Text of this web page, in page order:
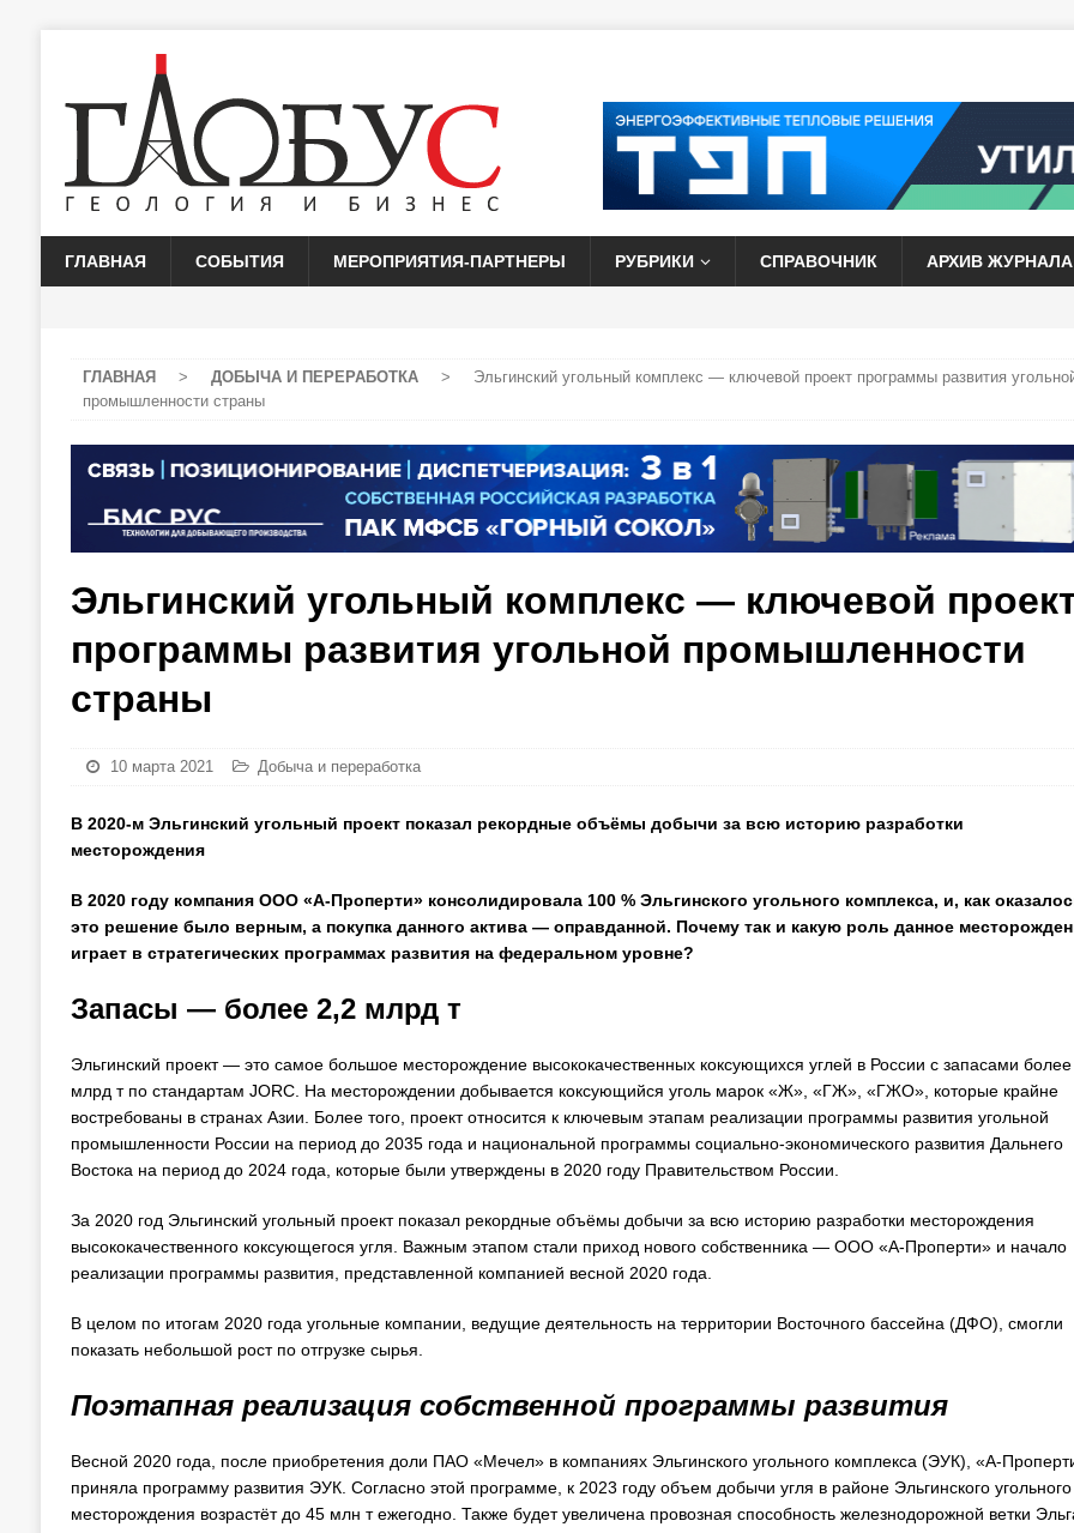
ГЛАВНАЯ СОБЫТИЯ МЕРОПРИЯТИЯ-ПАРТНЕРЫ РУБРИКИ СПРАВОЧНИК АРХИВ ЖУРНАЛА
ГЛАВНАЯ > ДОБЫЧА И ПЕРЕРАБОТКА >
Эльгинский угольный комплекс — ключевой проект программы развития
промышленности страны
Эльгинский угольный комплекс — ключевой
программы развития угольной промышленности
страны
10 марта 2021 Добыча и переработка
В 2020-м Эльгинский угольный проект показал рекордные объёмы добычи за всю историю разработки
месторождения
В 2020 году компания ООО «А-Проперти» консолидировала 100 % Эльгинского угольного комплекса, и, как
это решение было верным, а покупка данного актива — оправданной. Почему так и какую роль данное
играет в стратегических программах развития на федеральном уровне?
Запасы — более 2,2 млрд т
Эльгинский проект — это самое большое месторождение высококачественных коксующихся углей в России с запасами
млрд т по стандартам JORC. На месторождении добывается коксующийся уголь марок «Ж», «ГЖ», «ГЖО», которые крайне
востребованы в странах Азии. Более того, проект относится к ключевым этапам реализации программы развития угольной
промышленности России на период до 2035 года и национальной программы социально-экономического развития Дальнего
Востока на период до 2024 года, которые были утверждены в 2020 году Правительством России.
За 2020 год Эльгинский угольный проект показал рекордные объёмы добычи за всю историю разработки месторождения
высококачественного коксующегося угля. Важным этапом стали приход нового собственника — ООО «А-Проперти» и начало
реализации программы развития, представленной компанией весной 2020 года.
В целом по итогам 2020 года угольные компании, ведущие деятельность на территории Восточного бассейна (ДФО), смогли
показать небольшой рост по отгрузке сырья.
Поэтапная реализация собственной программы развития
Весной 2020 года, после приобретения доли ПАО «Мечел» в компаниях Эльгинского угольного комплекса (ЭУК), «А-
приняла программу развития ЭУК. Согласно этой программе, к 2023 году объем добычи угля в районе Эльгинского угольного
месторождения возрастёт до 45 млн т ежегодно. Также будет увеличена провозная способность железнодорожной ветки